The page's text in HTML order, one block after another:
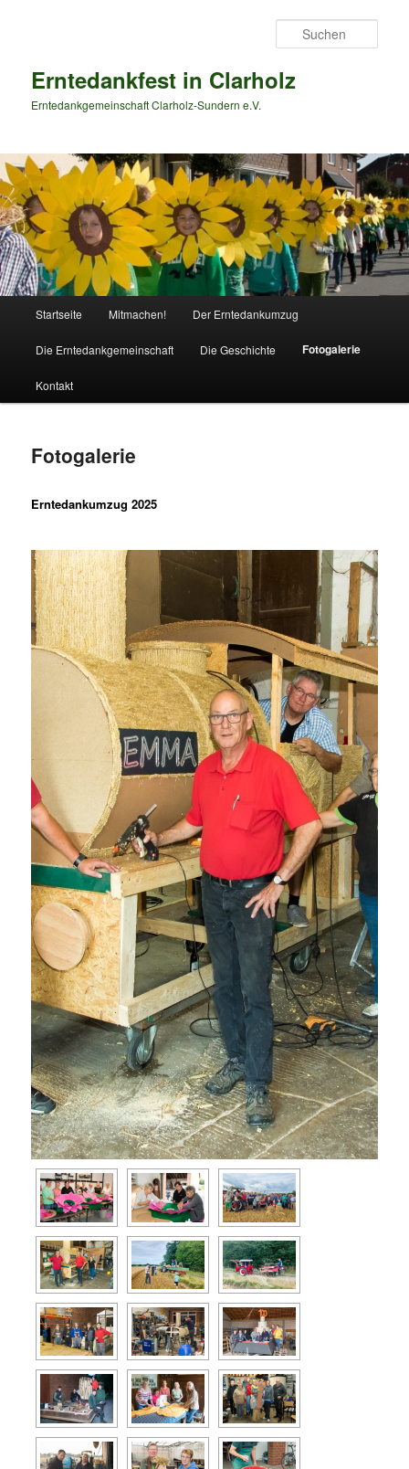
Erntedankfest in Clarholz
Erntedankgemeinschaft Clarholz-Sundern e.V.
Startseite Mitmachen! Der Erntedankumzug
Die Erntedankgemeinschaft Die Geschichte Fotogalerie
Kontakt
Fotogalerie
Erntedankumzug 2025